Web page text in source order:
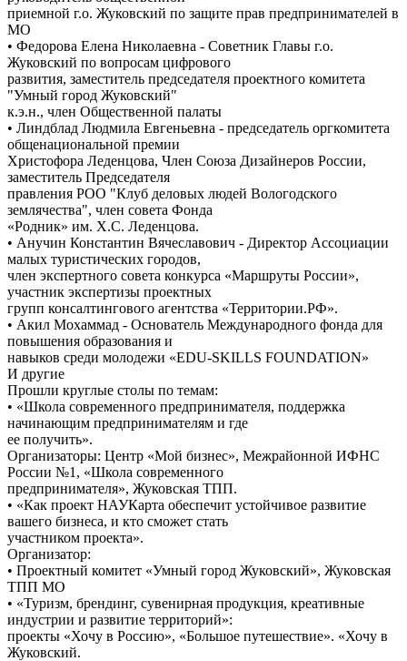
приемной г.о. Жуковский по защите прав предпринимателей в
МО
• Федорова Елена Николаевна - Советник Главы г.о.
Жуковский по вопросам цифрового
развития, заместитель председателя проектного комитета
"Умный город Жуковский"
к.э.н., член Общественной палаты
• Линдблад Людмила Евгеньевна - председатель оргкомитета
общенациональной премии
Христофора Леденцова, Член Союза Дизайнеров России,
заместитель Председателя
правления РОО "Клуб деловых людей Вологодского
землячества", член совета Фонда
«Родник» им. Х.С. Леденцова.
• Анучин Константин Вячеславович - Директор Ассоциации
малых туристических городов,
член экспертного совета конкурса «Маршруты России»,
участник экспертизы проектных
групп консалтингового агентства «Территории.РФ».
• Акил Мохаммад - Основатель Международного фонда для
повышения образования и
навыков среди молодежи «EDU-SKILLS FOUNDATION»
И другие
Прошли круглые столы по темам:
• «Школа современного предпринимателя, поддержка
начинающим предпринимателям и где
ее получить».
Организаторы: Центр «Мой бизнес», Межрайонной ИФНС
России №1, «Школа современного
предпринимателя», Жуковская ТПП.
• «Как проект НАУКарта обеспечит устойчивое развитие
вашего бизнеса, и кто сможет стать
участником проекта».
Организатор:
• Проектный комитет «Умный город Жуковский», Жуковская
ТПП МО
• «Туризм, брендинг, сувенирная продукция, креативные
индустрии и развитие территорий»:
проекты «Хочу в Россию», «Большое путешествие». «Хочу в
Жуковский.